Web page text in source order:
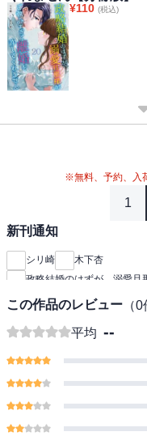
¥110 (税込)
※無料、予約、入
1
新刊通知
シリ崎
木下杏
政略結婚のはずが、溺愛旦
この作品のレビュー （0
平均 --